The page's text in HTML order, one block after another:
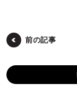
前の記事